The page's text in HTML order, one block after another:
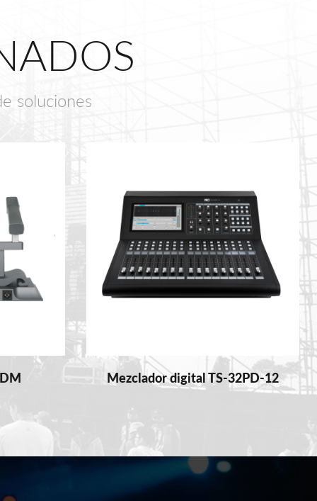
soluciones
Mezclador digital TS-32PD-12